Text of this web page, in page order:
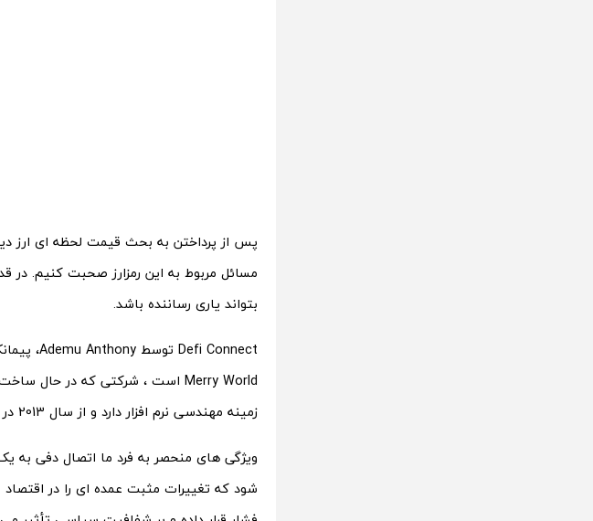
مسائل مربوط به این رمزارز صحبت کنیم. در
بتواند یاری رساننده باشد.
زمینه مهندسی نرم افزار دارد و از سال 2013 در فضای بلاک چین فعالیت می کند.
ویژگی های منحصر به فرد ما اتصال دفی
شود که تغییرات مثبت عمده ای را در